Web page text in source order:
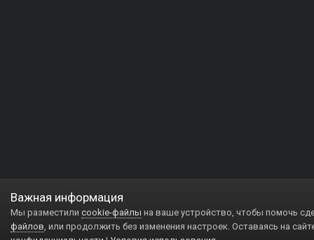
Важная информация
Мы разместили cookie-файлы на ваше устройство, чтобы помочь
файлов, или продолжить без изменения настроек. Оставаясь на